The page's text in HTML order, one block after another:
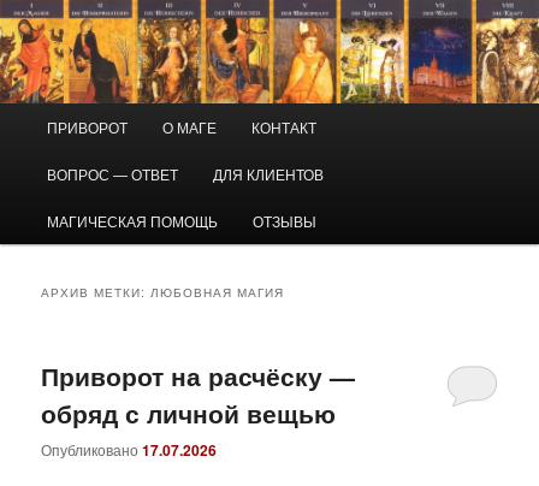
Перейти
к
основному
содержимому
Перейти
к
дополнительному
содержимому
Приворот и магическая помощь
Маг Виктор
ПРИВОРОТ О МАГЕ КОНТАКТ
ВОПРОС — ОТВЕТ ДЛЯ КЛИЕНТОВ
МАГИЧЕСКАЯ ПОМОЩЬ ОТЗЫВЫ
АРХИВ МЕТКИ:ЛЮБОВНАЯ МАГИЯ
Приворот на расчёску —
обряд с личной вещью
Опубликовано17.07.2026